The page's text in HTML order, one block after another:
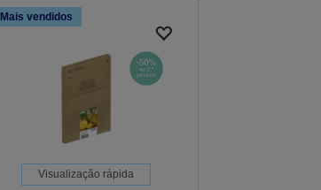
Mais vendidos
Visualização rápida